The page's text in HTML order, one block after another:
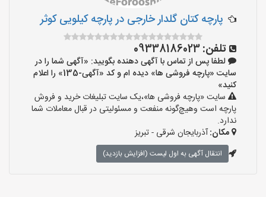
پارچه کتان گلدار خارجی در پارچه کیلویی کوثر
تلفن:09338186023
لطفا پس از تماس با آگهی دهنده بگویید: «آگهی شما را در
سایت «پارچه فروشی ها» دیده ام و کد «آگهی-135» را اعلام
کنید»
سایت «پارچه فروشی ها»،یک سایت تبلیغات خرید و فروش
پارچه است وهیچ‌گونه منفعت و مسئولیتی در قبال معاملات شما
ندارد.
مکان:آذربایجان شرقی - تبریز
انتقال آگهی به اول لیست (افزایش بازدید)